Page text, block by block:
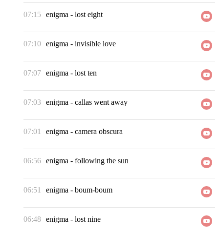
07:15 enigma - lost eight
07:10 enigma - invisible love
07:07 enigma - lost ten
07:03 enigma - callas went away
07:01 enigma - camera obscura
06:56 enigma - following the sun
06:51 enigma - boum-boum
06:48 enigma - lost nine